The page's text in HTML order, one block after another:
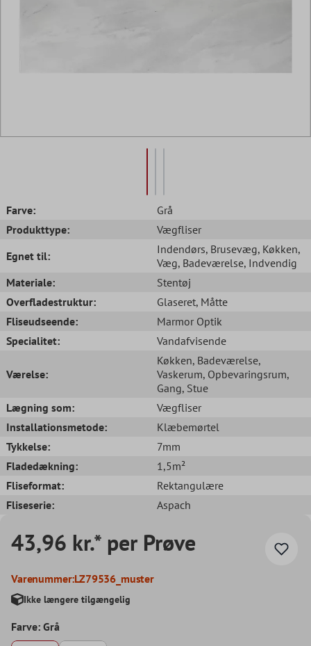
Farve:
Grå
Produkttype:
Vægfliser
Egnet til:
Indendørs, Brusevæg, Køkken,
Væg, Badeværelse, Indvendig
Materiale:
Stentøj
Overfladestruktur:
Glaseret, Måtte
Fliseudseende:
Marmor Optik
Specialitet:
Vandafvisende
Værelse:
Køkken, Badeværelse,
Vaskerum, Opbevaringsrum,
Gang, Stue
Lægning som:
Vægfliser
Installationsmetode:
Klæbemørtel
Tykkelse:
7mm
Fladedækning:
1,5m²
Fliseformat:
Rektangulære
Fliseserie:
Aspach
43,96 kr.* per Prøve
Varenummer:LZ79536_muster
Ikke længere tilgængelig
Farve: Grå